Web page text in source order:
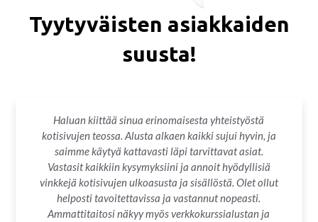
Haluan kiittää sinua erinomaisesta yhteistyöstä
kotisivujen teossa. Alusta alkaen kaikki sujui hyvin, ja
saimme käytyä kattavasti läpi tarvittavat asiat.
Vastasit kaikkiin kysymyksiini ja annoit hyödyllisiä
vinkkejä kotisivujen ulkoasusta ja sisällöstä. Olet ollut
helposti tavoitettavissa ja vastannut nopeasti.
Ammattitaitosi näkyy myös verkkokurssialustan ja
Tyytyväisten asiakkaiden
suusta!